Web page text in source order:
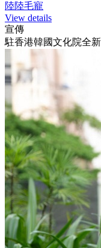
陸陸毛寵
View details
宣傳
駐香港韓國文化院全